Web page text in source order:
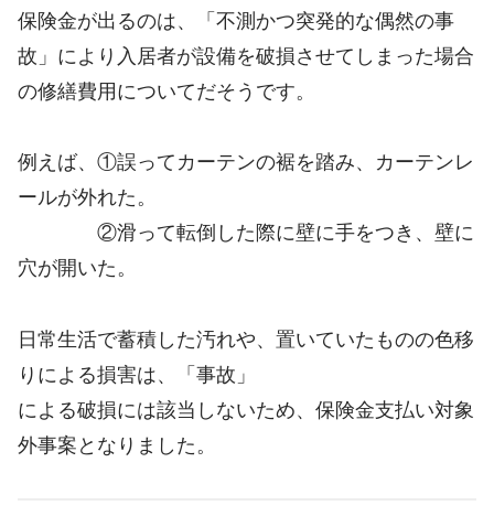
保険金が出るのは、「不測かつ突発的な偶然の事
故」により入居者が設備を破損させてしまった場合
の修繕費用についてだそうです。
例えば、①誤ってカーテンの裾を踏み、カーテンレ
ールが外れた。
②滑って転倒した際に壁に手をつき、壁に
穴が開いた。
日常生活で蓄積した汚れや、置いていたものの色移
りによる損害は、「事故」
による破損には該当しないため、保険金支払い対象
外事案となりました。